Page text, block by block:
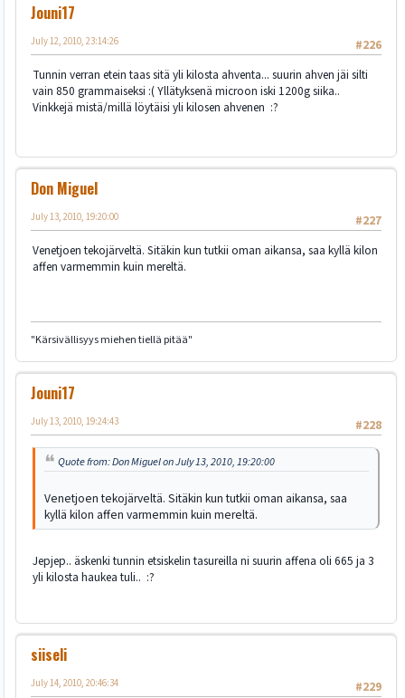
Jouni17
#226
July 12, 2010, 23:14:26
Tunnin verran etein taas sitä yli kilosta ahventa... suurin ahven jäi silti
vain 850 grammaiseksi :( Yllätyksenä microon iski 1200g siika..
Vinkkejä mistä/millä löytäisi yli kilosen ahvenen :?
Don Miguel
#227
July 13, 2010, 19:20:00
Venetjoen tekojärveltä. Sitäkin kun tutkii oman aikansa, saa kyllä kilon
affen varmemmin kuin mereltä.
"Kärsivällisyys miehen tiellä pitää"
Jouni17
#228
July 13, 2010, 19:24:43
Quote from: Don Miguel on July 13, 2010, 19:20:00
Venetjoen tekojärveltä. Sitäkin kun tutkii oman aikansa, saa
kyllä kilon affen varmemmin kuin mereltä.
Jepjep.. äskenki tunnin etsiskelin tasureilla ni suurin affena oli 665 ja 3
yli kilosta haukea tuli.. :?
siiseli
#229
July 14, 2010, 20:46:34